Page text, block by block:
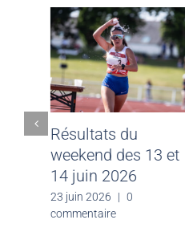
Meeting CJF Saint-
Malo du 28 juin
2026
30 juin 2026 | 0
commentaire